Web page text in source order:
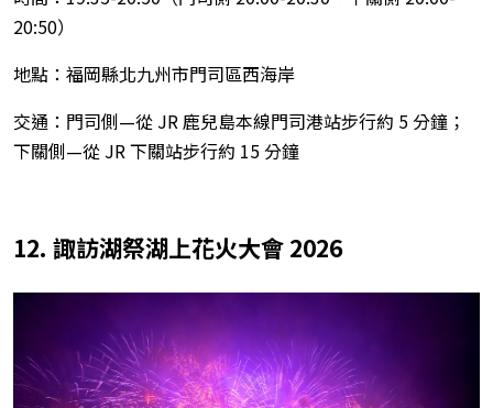
20:50）
地點：福岡縣北九州市門司區西海岸
交通：門司側—從 JR 鹿兒島本線門司港站步行約 5 分鐘；
下關側—從 JR 下關站步行約 15 分鐘
12. 諏訪湖祭湖上花火大會 2026